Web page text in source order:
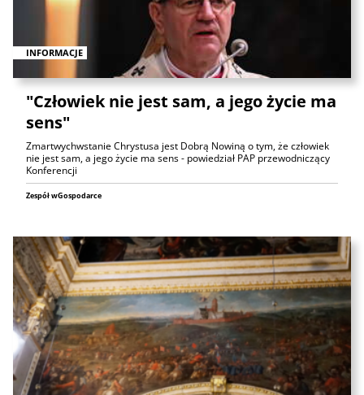
INFORMACJE
"Człowiek nie jest sam, a jego życie ma
sens"
Zmartwychwstanie Chrystusa jest Dobrą Nowiną o tym, że człowiek
nie jest sam, a jego życie ma sens - powiedział PAP przewodniczący
Konferencji
Zespół wGospodarce